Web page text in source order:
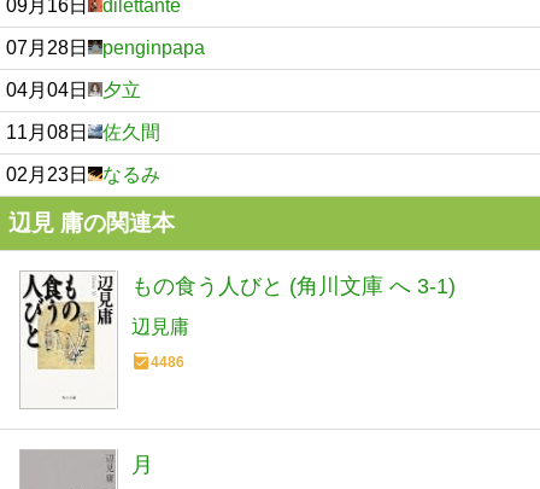
09月16日 dilettante
07月28日 penginpapa
04月04日 夕立
11月08日 佐久間
02月23日 なるみ
辺見 庸の関連本
もの食う人びと (角川文庫 へ 3-1)
辺見庸
4486
月